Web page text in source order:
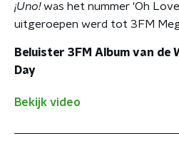
¡Uno!was het nummer 'Oh
uitgeroepen werd tot 3FM
Beluister 3FM Album van de
Day
Bekijk video